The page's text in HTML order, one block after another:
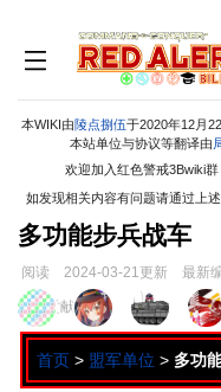
本WIKI由陵点捌伍于2020年12月
本站单位与协议等翻译由
欢迎加入红色警戒3Bwiki群
如发现相关内容有问题请通过上
多功能步兵战车
阅读 2024-03-21更新 最新
跳
到
导
跳
到
搜
页面贡献者 :
首页 > 盟军单位 > 多功